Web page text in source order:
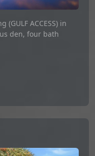
ACCESS) in
den, four bath